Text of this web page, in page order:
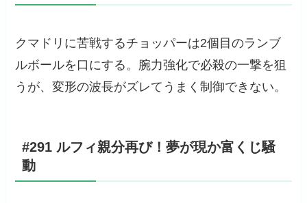
クマドリに苦戦するチョッパーは2個目のランブ
ルボールを口にする。腕力強化で必殺の一撃を狙
うが、変形の波長がズレてうまく制御できない。
#291 ルフィ親分再び！夢が現か富くじ騒
動